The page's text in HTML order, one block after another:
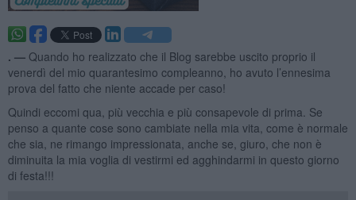
. — Quando ho realizzato che il Blog sarebbe uscito proprio il
venerdì del mio quarantesimo compleanno, ho avuto l’ennesima
prova del fatto che niente accade per caso!
Quindi eccomi qua, più vecchia e più consapevole di prima. Se
penso a quante cose sono cambiate nella mia vita, come è normale
che sia, ne rimango impressionata, anche se, giuro, che non è
diminuita la mia voglia di vestirmi ed agghindarmi in questo giorno
di festa!!!